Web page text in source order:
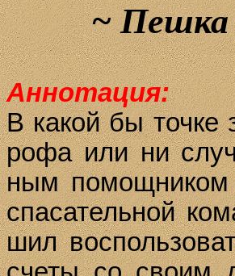
~Пешка
Аннотация:
В ка­кой бы точ­ке
ро­фа или ни
ным по­мощ­ни­ком
спа­са­тель­ной
шил